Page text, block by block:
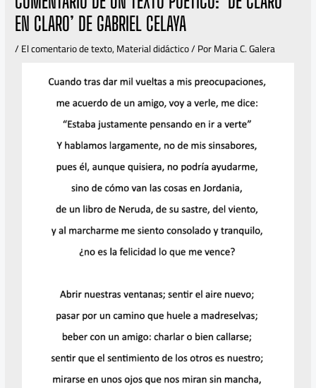
EN CLARO’ DE GABRIEL CELAYA
/El comentario de texto,Material didáctico/ PorMaria C. Galera